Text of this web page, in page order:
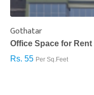
Gothatar
Office Space for
Rs. 55 Per Sq.Feet